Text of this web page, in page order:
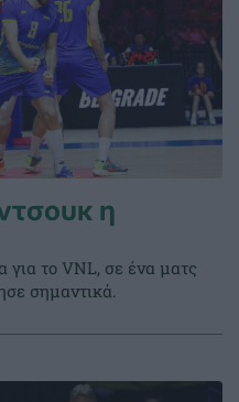
η
για το VNL, σε ένα ματς
σημαντικά.